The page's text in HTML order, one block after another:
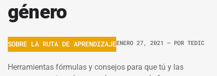
género
SOBRE LA RUTA DE APRENDIZAJEENERO 27, 2021 – POR TEDIC
Herramientas fórmulas y consejos para que tú y las